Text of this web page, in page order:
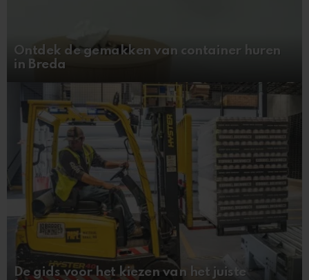
Ontdek de gemakken van container huren
in Breda
De gids voor het kiezen van het juiste